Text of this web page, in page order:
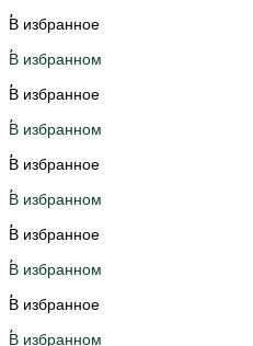
В избранное
В избранном
В избранное
В избранном
В избранное
В избранном
В избранное
В избранном
В избранное
В избранном